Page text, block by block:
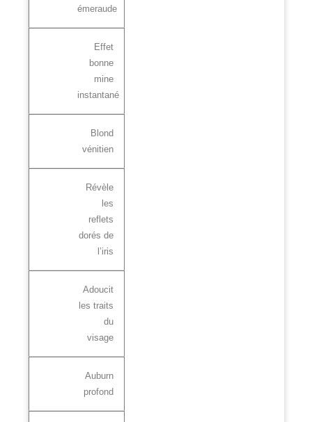
émeraude
Effet
bonne
mine
instantané
Blond
vénitien
Révèle
les
reflets
dorés de
l’iris
Adoucit
les traits
du
visage
Auburn
profond